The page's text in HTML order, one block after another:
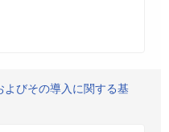
よびその導入に関する基